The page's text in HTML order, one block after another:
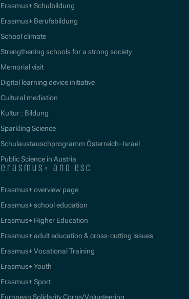
Erasmus+ Schulbildung
Erasmus+ Berufsbildung
School climate
Strengthening schools for a strong society
Memorial visit
Digital learning device initiative
Cultural mediation
Kultur : Bildung
Sparkling Science
Schulaustauschprogramm Österreich–Israel
Public Science in Austria
erasmus+ and esc
Erasmus+ overview page
Erasmus+ school education
Erasmus+ Higher Education
Erasmus+ adult education & cross-cutting issues
Erasmus+ Vocational Training
Erasmus+ Youth
Erasmus+ Sport
European Solidarity Corps/Volunteering